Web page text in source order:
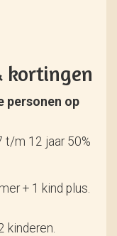
kortingen
personen op
t/m 12 jaar 50%
+ 1 kind plus.
kinderen.